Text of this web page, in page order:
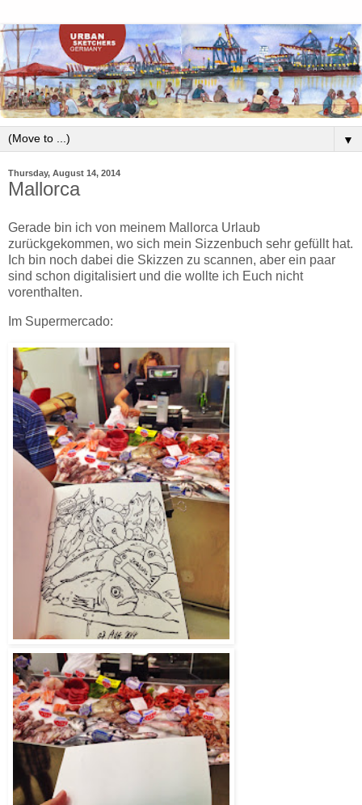
▼
Thursday, August 14, 2014
Mallorca
Gerade bin ich von meinem Mallorca Urlaub
zurückgekommen, wo sich mein Sizzenbuch sehr gefüllt hat.
Ich bin noch dabei die Skizzen zu scannen, aber ein paar
sind schon digitalisiert und die wollte ich Euch nicht
vorenthalten.
Im Supermercado: